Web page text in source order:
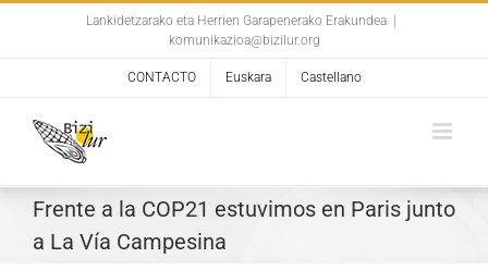
Lankidetzarako eta Herrien Garapenerako Erakundea
komunikazioa@bizilur.org
CONTACTO Euskara Castellano
Frente a la COP21 estuvimos en Paris junto
a La Vía Campesina